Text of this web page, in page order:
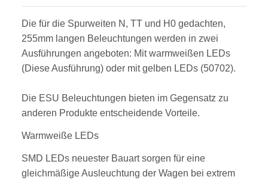
Die für die Spurweiten N, TT und H0 gedachten,
255mm langen Beleuchtungen werden in zwei
Ausführungen angeboten: Mit warmweißen LEDs
(Diese Ausführung) oder mit gelben LEDs (50702).
Die ESU Beleuchtungen bieten im Gegensatz zu
anderen Produkte entscheidende Vorteile.
Warmweiße LEDs
SMD LEDs neuester Bauart sorgen für eine
gleichmäßige Ausleuchtung der Wagen bei extrem